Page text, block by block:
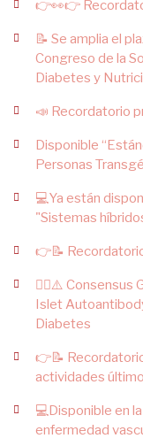
👉👀👉
📝 Se amplia el
Congreso de la
Diabetes y
📣 Recordatorio
Disponible
Personas
💻Ya están
"Sistemas
👉📝
✍🏻⚠️ Consensus
Islet
Diabetes
👉📝
actividades
💻Disponible en
enfermedad